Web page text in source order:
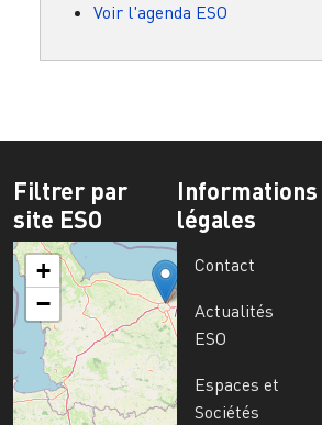
Voir l'agenda ESO
Filtrer par
site ESO
+
−
Informations
légales
Contact
Actualités
ESO
Espaces et
Sociétés